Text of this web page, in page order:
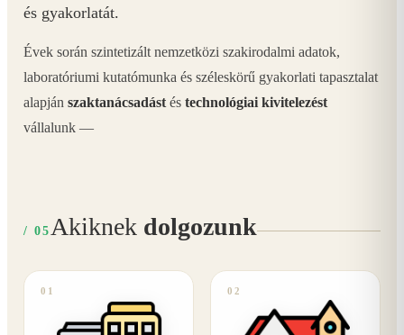
és gyakorlatát.
Évek során szintetizált nemzetközi szakirodalmi adatok,
laboratóriumi kutatómunka és széleskörű gyakorlati tapasztalat
alapján szaktanácsadást és technológiai kivitelezést
vállalunk —
/ 05 Akiknek dolgozunk
01 02